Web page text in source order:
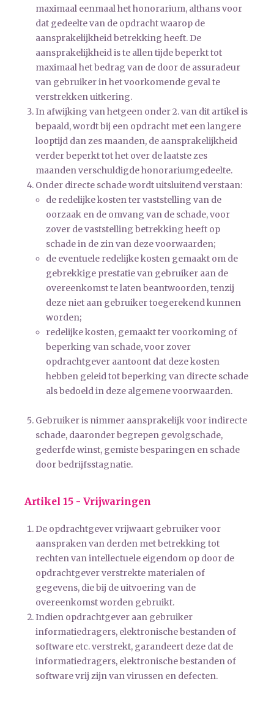
maximaal eenmaal het honorarium, althans voor
dat gedeelte van de opdracht waarop de
aansprakelijkheid betrekking heeft. De
aansprakelijkheid is te allen tijde beperkt tot
maximaal het bedrag van de door de assuradeur
van gebruiker in het voorkomende geval te
verstrekken uitkering.
In afwijking van hetgeen onder 2. van dit artikel is
bepaald, wordt bij een opdracht met een langere
looptijd dan zes maanden, de aansprakelijkheid
verder beperkt tot het over de laatste zes
maanden verschuldigde honorariumgedeelte.
Onder directe schade wordt uitsluitend verstaan:
de redelijke kosten ter vaststelling van de
oorzaak en de omvang van de schade, voor
zover de vaststelling betrekking heeft op
schade in de zin van deze voorwaarden;
de eventuele redelijke kosten gemaakt om de
gebrekkige prestatie van gebruiker aan de
overeenkomst te laten beantwoorden, tenzij
deze niet aan gebruiker toegerekend kunnen
worden;
redelijke kosten, gemaakt ter voorkoming of
beperking van schade, voor zover
opdrachtgever aantoont dat deze kosten
hebben geleid tot beperking van directe schade
als bedoeld in deze algemene voorwaarden.
Gebruiker is nimmer aansprakelijk voor indirecte
schade, daaronder begrepen gevolgschade,
gederfde winst, gemiste besparingen en schade
door bedrijfsstagnatie.
Artikel 15 - Vrijwaringen
De opdrachtgever vrijwaart gebruiker voor
aanspraken van derden met betrekking tot
rechten van intellectuele eigendom op door de
opdrachtgever verstrekte materialen of
gegevens, die bij de uitvoering van de
overeenkomst worden gebruikt.
Indien opdrachtgever aan gebruiker
informatiedragers, elektronische bestanden of
software etc. verstrekt, garandeert deze dat de
informatiedragers, elektronische bestanden of
software vrij zijn van virussen en defecten.